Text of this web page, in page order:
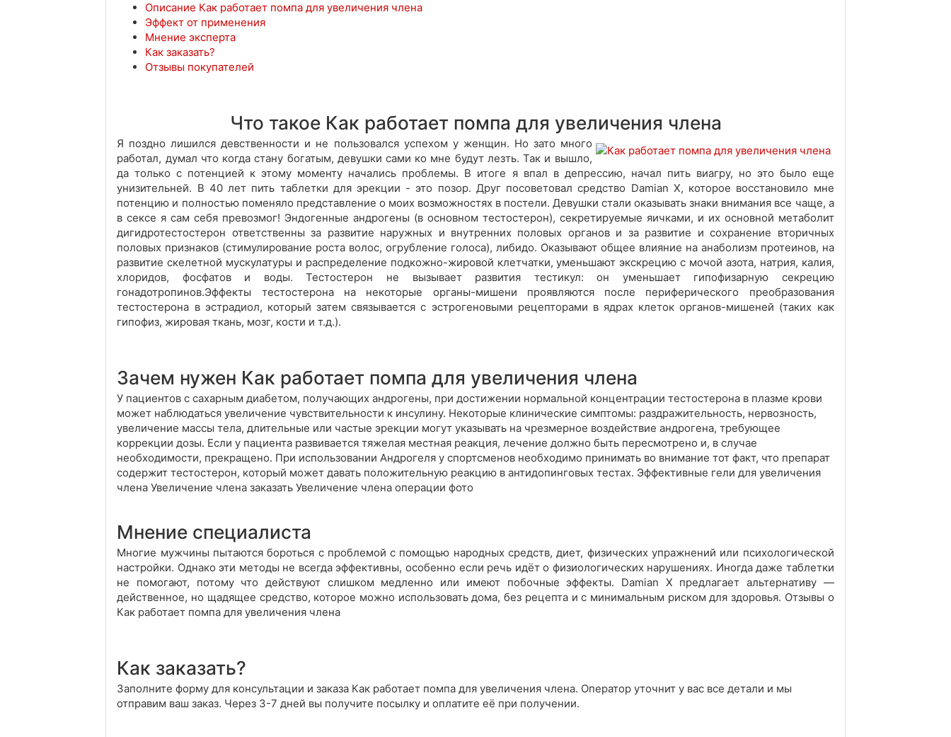
Описание Как работает помпа для увеличения члена
Эффект от применения
Мнение эксперта
Как заказать?
Отзывы покупателей
Что такое Как работает помпа для увеличения члена
Я поздно лишился девственности и не пользовался успехом у женщин. Но зато много
работал, думал что когда стану богатым, девушки сами ко мне будут лезть. Так и вышло,
да только с потенцией к этому моменту начались проблемы. В итоге я впал в депрессию, начал пить виагру, но это было еще
унизительней. В 40 лет пить таблетки для эрекции - это позор. Друг посоветовал средство Damian X, которое восстановило мне
потенцию и полностью поменяло представление о моих возможностях в постели. Девушки стали оказывать знаки внимания все чаще, а
в сексе я сам себя превозмог! Эндогенные андрогены (в основном тестостерон), секретируемые яичками, и их основной метаболит
дигидротестостерон ответственны за развитие наружных и внутренних половых органов и за развитие и сохранение вторичных
половых признаков (стимулирование роста волос, огрубление голоса), либидо. Оказывают общее влияние на анаболизм протеинов, на
развитие скелетной мускулатуры и распределение подкожно-жировой клетчатки, уменьшают экскрецию с мочой азота, натрия, калия,
хлоридов, фосфатов и воды. Тестостерон не вызывает развития тестикул: он уменьшает гипофизарную секрецию
гонадотропинов.Эффекты тестостерона на некоторые органы-мишени проявляются после периферического преобразования
тестостерона в эстрадиол, который затем связывается с эстрогеновыми рецепторами в ядрах клеток органов-мишеней (таких как
гипофиз, жировая ткань, мозг, кости и т.д.).
Зачем нужен Как работает помпа для увеличения члена
У пациентов с сахарным диабетом, получающих андрогены, при достижении нормальной концентрации тестостерона в плазме крови
может наблюдаться увеличение чувствительности к инсулину. Некоторые клинические симптомы: раздражительность, нервозность,
увеличение массы тела, длительные или частые эрекции могут указывать на чрезмерное воздействие андрогена, требующее
коррекции дозы. Если у пациента развивается тяжелая местная реакция, лечение должно быть пересмотрено и, в случае
необходимости, прекращено. При использовании Андрогеля у спортсменов необходимо принимать во внимание тот факт, что препарат
содержит тестостерон, который может давать положительную реакцию в антидопинговых тестах. Эффективные гели для увеличения
члена Увеличение члена заказать Увеличение члена операции фото
Мнение специалиста
Многие мужчины пытаются бороться с проблемой с помощью народных средств, диет, физических упражнений или психологической
настройки. Однако эти методы не всегда эффективны, особенно если речь идёт о физиологических нарушениях. Иногда даже таблетки
не помогают, потому что действуют слишком медленно или имеют побочные эффекты. Damian X предлагает альтернативу —
действенное, но щадящее средство, которое можно использовать дома, без рецепта и с минимальным риском для здоровья. Отзывы о
Как работает помпа для увеличения члена
Как заказать?
Заполните форму для консультации и заказа Как работает помпа для увеличения члена. Оператор уточнит у вас все детали и мы
отправим ваш заказ. Через 3-7 дней вы получите посылку и оплатите её при получении.